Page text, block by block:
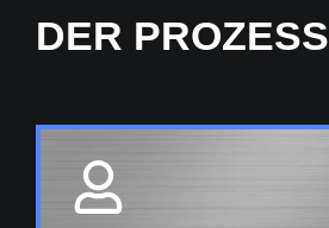
DER PROZESS